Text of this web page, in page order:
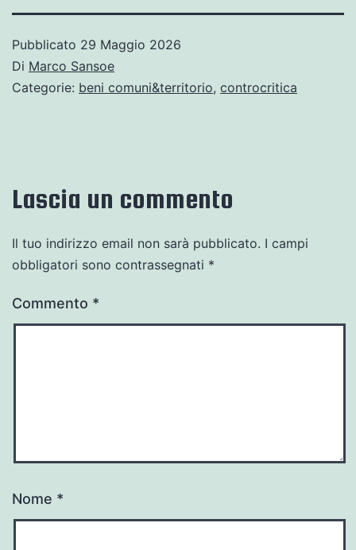
Pubblicato 29 Maggio 2026
Di Marco Sansoe
Categorie: beni comuni&territorio, controcritica
Lascia un commento
Il tuo indirizzo email non sarà pubblicato. I campi
obbligatori sono contrassegnati *
Commento *
Nome *